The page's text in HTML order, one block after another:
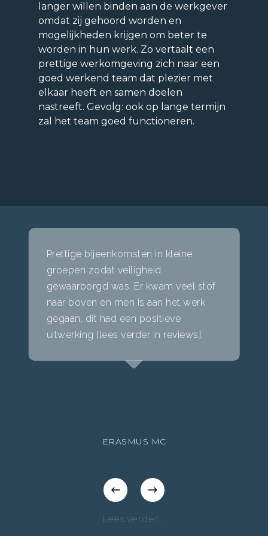
langer willen binden aan de werkgever
omdat zij gehoord worden en
mogelijkheden krijgen om beter te
worden in hun werk. Zo vertaalt een
prettige werkomgeving zich naar een
goed werkend team dat plezier met
elkaar heeft en samen doelen
nastreeft. Gevolg: ook op lange termijn
zal het team goed functioneren.
Prettige bijeenkomsten in kleine
groepen zodat veiligheid
gewaarborgd was. Er kwam veel stof
naar boven en men is aan het werk
gegaan, dit had een positieve
uitwerking [lees verder in reviews],
ERASMUS MC
Lees verder….